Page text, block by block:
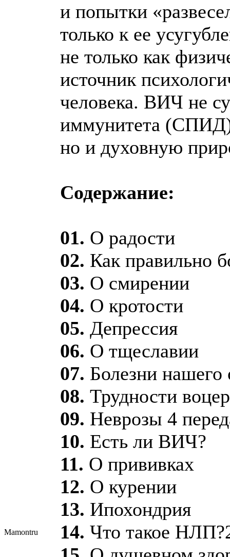
Mamontru
и попытки
только к ее
не только как
источник
человека. ВИЧ не
иммунитета (СПИД)
но и духовную
Содержание:
01. О радости
02. Как правильно
03. О смирении
04. О кротости
05. Депрессия
06. О тщеславии
07. Болезни нашего
08. Трудности
09. Неврозы 4
10. Есть ли ВИЧ?
11. О прививках
12. О курении
13. Ипохондрия
14. Что такое